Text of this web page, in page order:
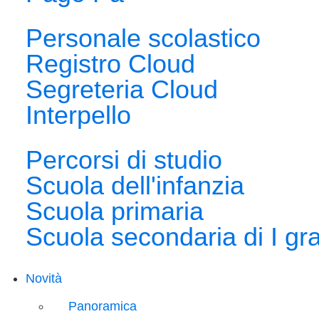
Personale scolastico
Registro Cloud
Segreteria Cloud
Interpello
Percorsi di studio
Scuola dell'infanzia
Scuola primaria
Scuola secondaria di I
Novità
Panoramica